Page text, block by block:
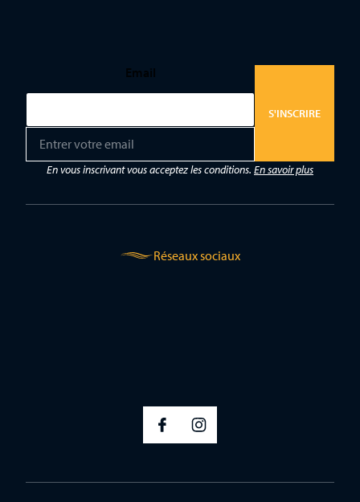
Email
E
a
*
S'INSCRIRE
En vous inscrivant vous acceptez les conditions. En savoir plus
Réseaux sociaux